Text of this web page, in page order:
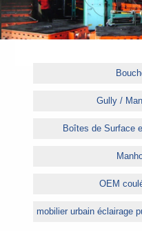
Gully /
Boîtes de Surface
OEM
mobilier urbain éclairage